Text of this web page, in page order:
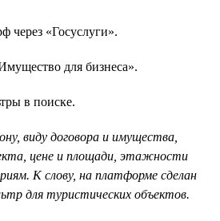
через «Госуслуги».
для бизнеса».
в поиске.
виду договора и имущества,
цене и площади, этажности
К слову, на платформе сделан
для туристических объектов.